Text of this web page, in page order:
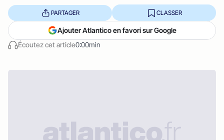
Écoutez cet article0:00min
PARTAGER CLASSER
Ajouter Atlantico en favori sur Google